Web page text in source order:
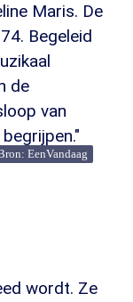
Maris. De
Begeleid
de
van
EenVandaag
wordt. Ze